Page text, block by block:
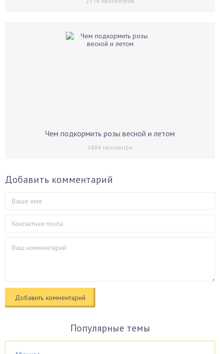
Чем подкормить розы весной и летом
1884 просмотра
Добавить комментарий
Популярные темы